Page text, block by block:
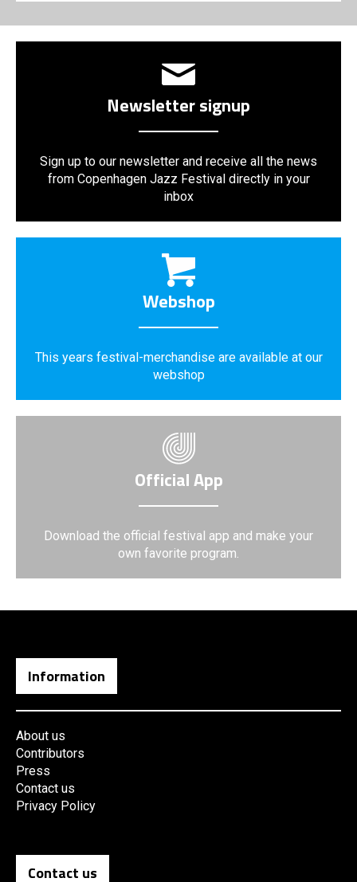
Newsletter signup
Sign up to our newsletter and receive all the news
from Copenhagen Jazz Festival directly in your
inbox
Webshop
This years festival-merchandise are available at our
webshop
Official App
Download the official festival app and make your
own favorite program.
Information
About us
Contributors
Press
Contact us
Privacy Policy
Contact us